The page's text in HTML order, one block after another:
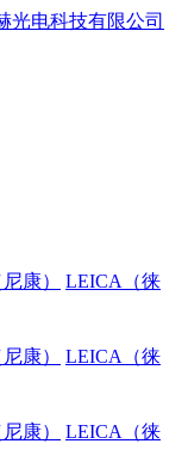
康）
LEICA（徕
康）
LEICA（徕
康）
LEICA（徕